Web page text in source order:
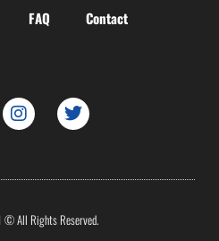
FAQ Contact
© All Rights Reserved.